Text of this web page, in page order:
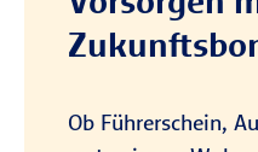
Ob Führerschein,